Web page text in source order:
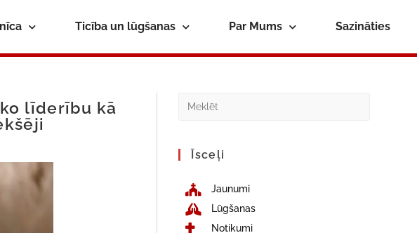
Ticība un lūgšanas Par Mums Sazināties
līderību kā
Īsceļi
Jaunumi
Lūgšanas
Notikumi